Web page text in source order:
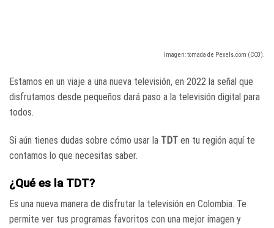
Imagen: tomada de Pexels.com (CC0).
Estamos en un viaje a una nueva televisión, en 2022 la señal que
disfrutamos desde pequeños dará paso a la televisión digital para
todos.
Si aún tienes dudas sobre cómo usar la TDT en tu región aquí te
contamos lo que necesitas saber.
¿Qué es la TDT?
Es una nueva manera de disfrutar la televisión en Colombia. Te
permite ver tus programas favoritos con una mejor imagen y